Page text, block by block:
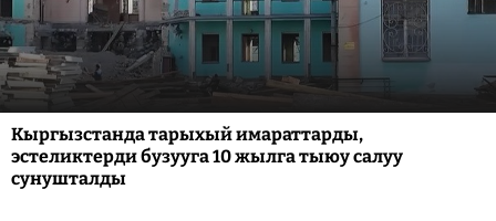
Кыргызстанда тарыхый имараттарды,
эстеликтерди бузууга 10 жылга тыюу салуу
сунушталды